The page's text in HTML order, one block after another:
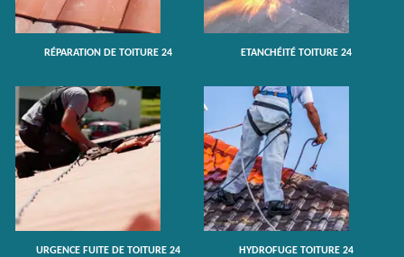
RÉPARATION DE TOITURE 24 ETANCHÉITÉ TOITURE 24
URGENCE FUITE DE TOITURE 24 HYDROFUGE TOITURE 24